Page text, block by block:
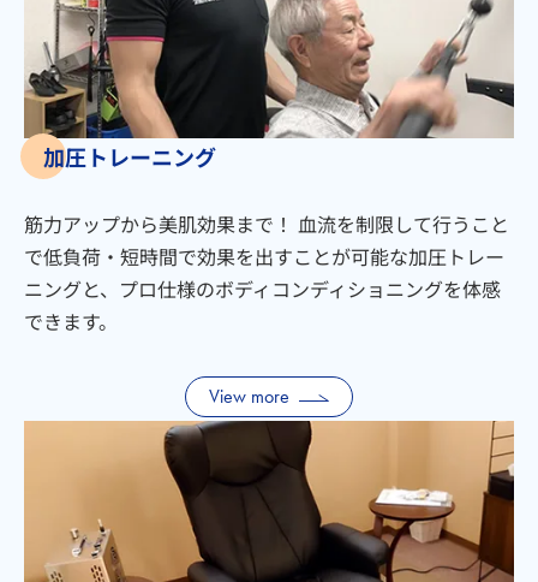
加圧トレーニング
筋力アップから美肌効果まで！ 血流を制限して行うこと
で低負荷・短時間で効果を出すことが可能な加圧トレー
ニングと、プロ仕様のボディコンディショニングを体感
できます。
View more